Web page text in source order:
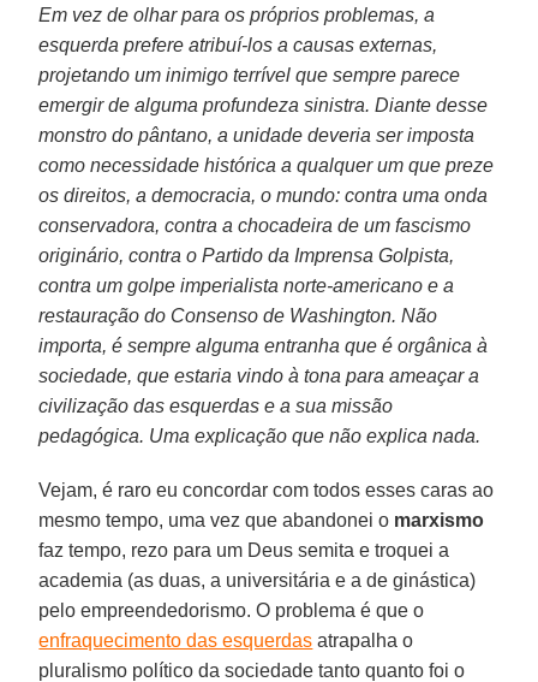
Em vez de olhar para os próprios problemas, a
esquerda prefere atribuí-los a causas externas,
projetando um inimigo terrível que sempre parece
emergir de alguma profundeza sinistra. Diante desse
monstro do pântano, a unidade deveria ser imposta
como necessidade histórica a qualquer um que preze
os direitos, a democracia, o mundo: contra uma onda
conservadora, contra a chocadeira de um fascismo
originário, contra o Partido da Imprensa Golpista,
contra um golpe imperialista norte-americano e a
restauração do Consenso de Washington. Não
importa, é sempre alguma entranha que é orgânica à
sociedade, que estaria vindo à tona para ameaçar a
civilização das esquerdas e a sua missão
pedagógica. Uma explicação que não explica nada.
Vejam, é raro eu concordar com todos esses caras ao
mesmo tempo, uma vez que abandonei o marxismo
faz tempo, rezo para um Deus semita e troquei a
academia (as duas, a universitária e a de ginástica)
pelo empreendedorismo. O problema é que o
enfraquecimento das esquerdas atrapalha o
pluralismo político da sociedade tanto quanto foi o